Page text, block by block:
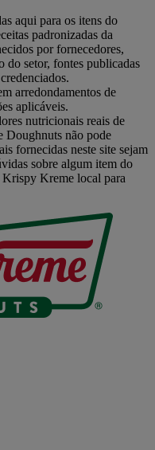
aqui para os itens do
padronizadas da
por fornecedores,
do setor, fontes publicadas
arredondamentos de
aplicáveis.
nutricionais reais de
Doughnuts não pode
fornecidas neste site sejam
sobre algum item do
Krispy Kreme local para